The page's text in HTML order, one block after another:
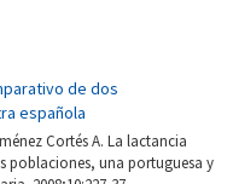
de dos
española
Cortés A. La lactancia
poblaciones, una portuguesa y